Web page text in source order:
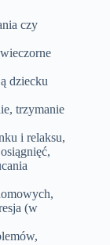
czy
dziecku
trzymanie
i relaksu,
(w